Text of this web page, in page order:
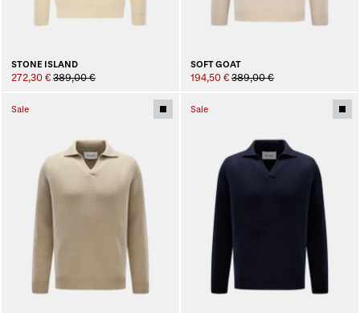
STONE ISLAND
272,30 € 389,00 €
SOFT GOAT
194,50 € 389,00 €
Sale Sale